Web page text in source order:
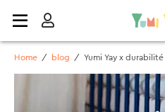
Home / blog / Yumi Yay x durabilité